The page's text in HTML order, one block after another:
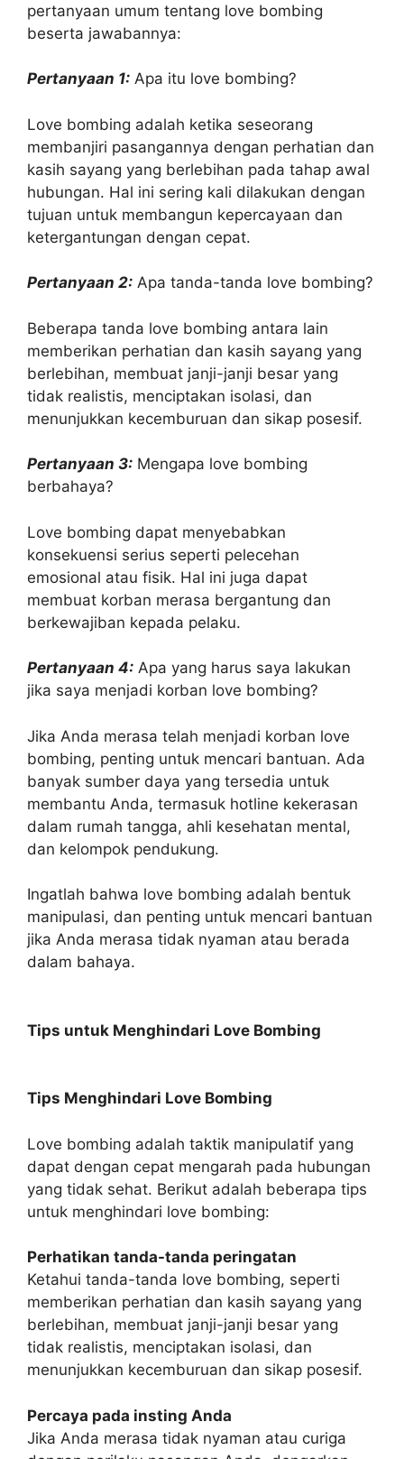
pertanyaan umum tentang love bombing
beserta jawabannya:
Pertanyaan 1: Apa itu love bombing?
Love bombing adalah ketika seseorang
membanjiri pasangannya dengan perhatian dan
kasih sayang yang berlebihan pada tahap awal
hubungan. Hal ini sering kali dilakukan dengan
tujuan untuk membangun kepercayaan dan
ketergantungan dengan cepat.
Pertanyaan 2: Apa tanda-tanda love bombing?
Beberapa tanda love bombing antara lain
memberikan perhatian dan kasih sayang yang
berlebihan, membuat janji-janji besar yang
tidak realistis, menciptakan isolasi, dan
menunjukkan kecemburuan dan sikap posesif.
Pertanyaan 3: Mengapa love bombing
berbahaya?
Love bombing dapat menyebabkan
konsekuensi serius seperti pelecehan
emosional atau fisik. Hal ini juga dapat
membuat korban merasa bergantung dan
berkewajiban kepada pelaku.
Pertanyaan 4: Apa yang harus saya lakukan
jika saya menjadi korban love bombing?
Jika Anda merasa telah menjadi korban love
bombing, penting untuk mencari bantuan. Ada
banyak sumber daya yang tersedia untuk
membantu Anda, termasuk hotline kekerasan
dalam rumah tangga, ahli kesehatan mental,
dan kelompok pendukung.
Ingatlah bahwa love bombing adalah bentuk
manipulasi, dan penting untuk mencari bantuan
jika Anda merasa tidak nyaman atau berada
dalam bahaya.
Tips untuk Menghindari Love Bombing
Tips Menghindari Love Bombing
Love bombing adalah taktik manipulatif yang
dapat dengan cepat mengarah pada hubungan
yang tidak sehat. Berikut adalah beberapa tips
untuk menghindari love bombing:
Perhatikan tanda-tanda peringatan
Ketahui tanda-tanda love bombing, seperti
memberikan perhatian dan kasih sayang yang
berlebihan, membuat janji-janji besar yang
tidak realistis, menciptakan isolasi, dan
menunjukkan kecemburuan dan sikap posesif.
Percaya pada insting Anda
Jika Anda merasa tidak nyaman atau curiga